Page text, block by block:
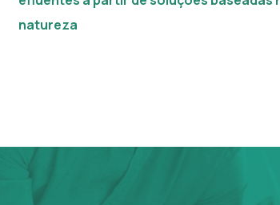
natureza